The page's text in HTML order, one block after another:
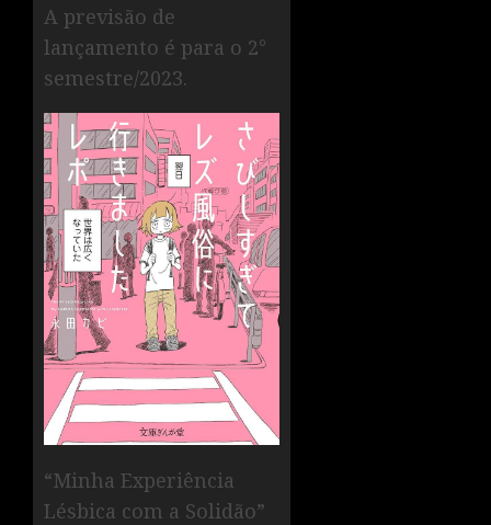
A previsão de
lançamento é para o 2°
semestre/2023.
“Minha Experiência
Lésbica com a Solidão”